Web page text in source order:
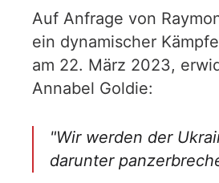
Auf Anfrage von
ein dynamischer
am 22. März 2023,
Annabel Goldie:
"Wir werden der
darunter